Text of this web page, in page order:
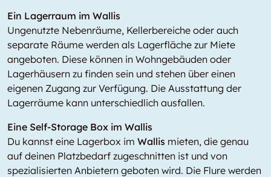
Ein Lagerraum im Wallis
Ungenutzte Nebenräume, Kellerbereiche oder auch
separate Räume werden als Lagerfläche zur Miete
angeboten. Diese können in Wohngebäuden oder
Lagerhäusern zu finden sein und stehen über einen
eigenen Zugang zur Verfügung. Die Ausstattung der
Lagerräume kann unterschiedlich ausfallen.
Eine Self-Storage Box im Wallis
Du kannst eine Lagerbox im Wallis mieten, die genau
auf deinen Platzbedarf zugeschnitten ist und von
spezialisierten Anbietern geboten wird. Die Flure werden